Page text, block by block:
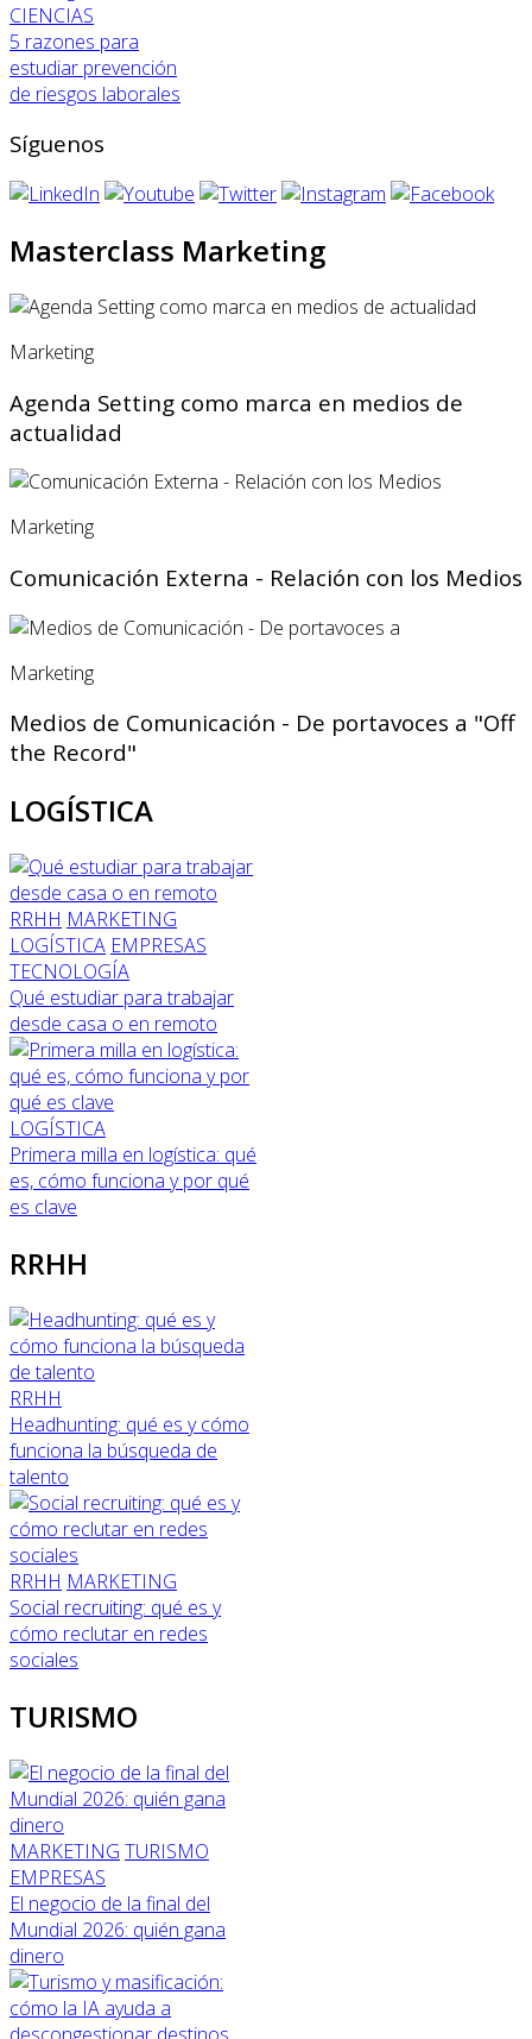
CIENCIAS
5 razones para
estudiar prevención
de riesgos laborales
Síguenos
Masterclass Marketing
Marketing
Agenda Setting como marca en medios de
actualidad
Marketing
Comunicación Externa - Relación con los Medios
Marketing
Medios de Comunicación - De portavoces a "Off
the Record"
LOGÍSTICA
RRHH MARKETING
LOGÍSTICA EMPRESAS
TECNOLOGÍA
Qué estudiar para trabajar
desde casa o en remoto
LOGÍSTICA
Primera milla en logística: qué
es, cómo funciona y por qué
es clave
RRHH
RRHH
Headhunting: qué es y cómo
funciona la búsqueda de
talento
RRHH MARKETING
Social recruiting: qué es y
cómo reclutar en redes
sociales
TURISMO
MARKETING TURISMO
EMPRESAS
El negocio de la final del
Mundial 2026: quién gana
dinero